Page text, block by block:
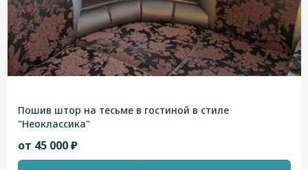
Пошив штор на тесьме в гостиной в стиле
"Неоклассика"
от 45 000 ₽